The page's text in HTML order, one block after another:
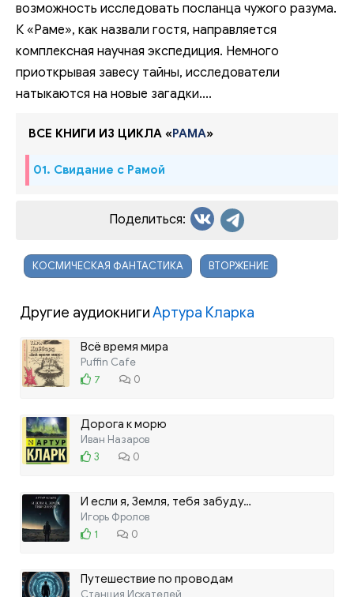
возможность исследовать посланца чужого разума.
К «Раме», как назвали гостя, направляется
комплексная научная экспедиция. Немного
приоткрывая завесу тайны, исследователи
натыкаются на новые загадки....
ВСЕ КНИГИ ИЗ ЦИКЛА «РАМА»
01. Свидание с Рамой
Поделиться:
КОСМИЧЕСКАЯ ФАНТАСТИКА ВТОРЖЕНИЕ
Другие аудиокнигиАртура Кларка
Всё время мира
Puffin Cafe
7
0
Дорога к морю
Иван Назаров
3
0
И если я, Земля, тебя забуду…
Игорь Фролов
1
0
Путешествие по проводам
Станция Искателей